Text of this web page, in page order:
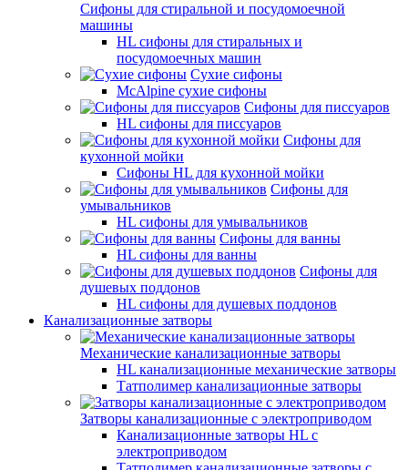
Сифоны для стиральной и посудомоечной
машины
HL сифоны для стиральных и
посудомоечных машин
Сухие сифоны
McAlpine сухие сифоны
Сифоны для писсуаров
HL сифоны для писсуаров
Сифоны для
кухонной мойки
Сифоны HL для кухонной мойки
Сифоны для
умывальников
HL сифоны для умывальников
Сифоны для ванны
HL сифоны для ванны
Сифоны для
душевых поддонов
HL сифоны для душевых поддонов
Канализационные затворы
Механические канализационные затворы
HL канализационные механические затворы
Татполимер канализационные затворы
Затворы канализационные с электроприводом
Канализационные затворы HL с
электроприводом